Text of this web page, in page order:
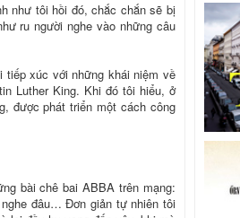
như tôi hồi đó, chắc chắn sẽ bị
ru người nghe vào những câu
tiếp xúc với những khái niệm về
Luther King. Khi đó tôi hiểu, ở
được phát triển một cách công
bài chê bai ABBA trên mạng:
đâu… Đơn giản tự nhiên tôi